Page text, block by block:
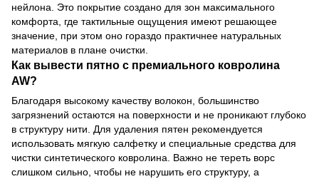
нейлона. Это покрытие создано для зон максимального
комфорта, где тактильные ощущения имеют решающее
значение, при этом оно гораздо практичнее натуральных
материалов в плане очистки.
Как вывести пятно с премиального ковролина
AW?
Благодаря высокому качеству волокон, большинство
загрязнений остаются на поверхности и не проникают глубоко
в структуру нити. Для удаления пятен рекомендуется
использовать мягкую салфетку и специальные средства для
чистки синтетического ковролина. Важно не тереть ворс
слишком сильно, чтобы не нарушить его структуру, а